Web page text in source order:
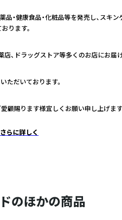
・健康食品・化粧品等を発売し、スキ
ります。
店、ドラッグストア等多くのお店にお届
ただいております。
顧賜ります様宜しくお願い申し上げます
さらに詳しく
のほかの商品